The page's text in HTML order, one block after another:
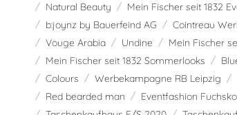
Natural Beauty
Mein Fischer seit 1832
b:joynz by Bauerfeind AG
Cointreau
Vouge Arabia
Undine Mein Fischer
Mein Fischer seit 1832 Sommerlooks
Colours
Werbekampagne RB Leipzig
Red bearded man
Eventfashion